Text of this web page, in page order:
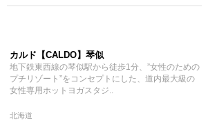
カルド【CALDO】琴似
地下鉄東西線の琴似駅から徒歩1分、”女性のための
プチリゾート”をコンセプトにした、道内最大級の
女性専用ホットヨガスタジ..
北海道